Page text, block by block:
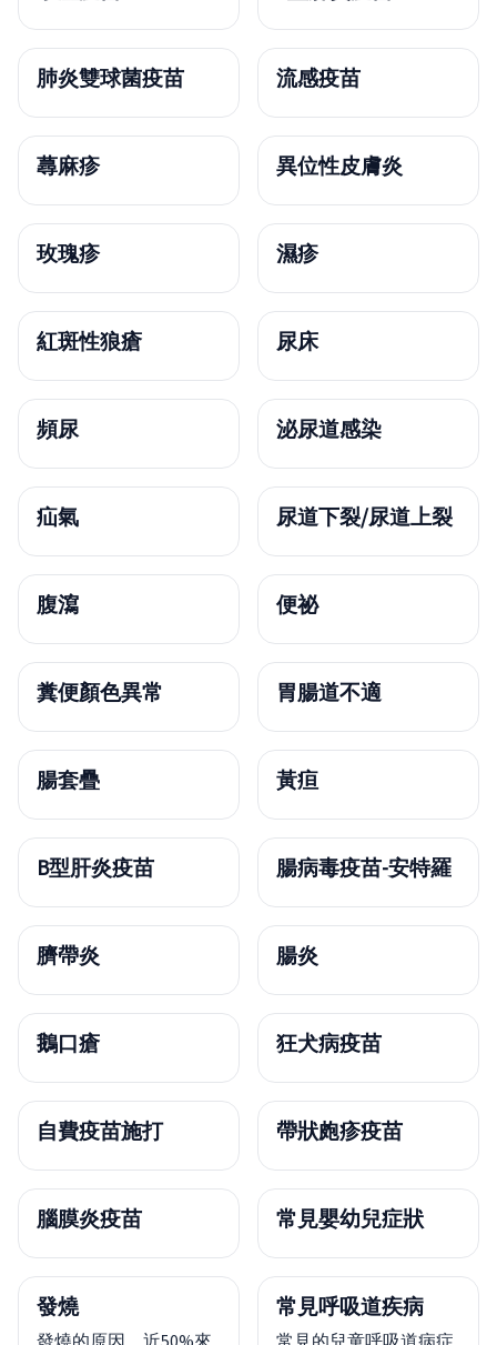
肺炎雙球菌疫苗 流感疫苗
蕁麻疹 異位性皮膚炎
玫瑰疹 濕疹
紅斑性狼瘡 尿床
頻尿 泌尿道感染
疝氣 尿道下裂/尿道上裂
腹瀉 便祕
糞便顏色異常 胃腸道不適
腸套疊 黃疸
B型肝炎疫苗 腸病毒疫苗-安特羅
臍帶炎 腸炎
鵝口瘡 狂犬病疫苗
自費疫苗施打 帶狀皰疹疫苗
腦膜炎疫苗 常見嬰幼兒症狀
發燒
發燒的原因，近50%來
常見呼吸道疾病
常見的兒童呼吸道病症